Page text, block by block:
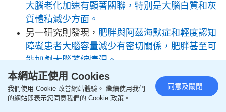
大腦老化加速有顯著關聯，特別是大腦白質和灰
質體積減少方面。
另一研究則發現， 肥胖與阿茲海默症和輕度認知
障礙患者大腦容量減少有密切關係，肥胖甚至可
能加劇大腦萎縮情況。
傷腦習慣｜9.容易焦慮
研究顯示，慢性焦慮會顯著增加患上認知障礙症
本網站正使用 Cookies
我們使用 Cookie 改善網站體驗。 繼續使用我們
的網站即表示您同意我們的 Cookie 政策。
同意及關閉